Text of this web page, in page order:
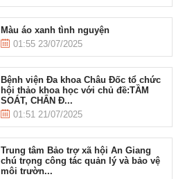
Màu áo xanh tình nguyện
01:55 23/07/2025
Bệnh viện Đa khoa Châu Đốc tổ chức
hội thảo khoa học với chủ đề:TẦM
SOÁT, CHẨN Đ...
01:51 21/07/2025
Trung tâm Bảo trợ xã hội An Giang
chú trọng công tác quản lý và bảo vệ
môi trườn...